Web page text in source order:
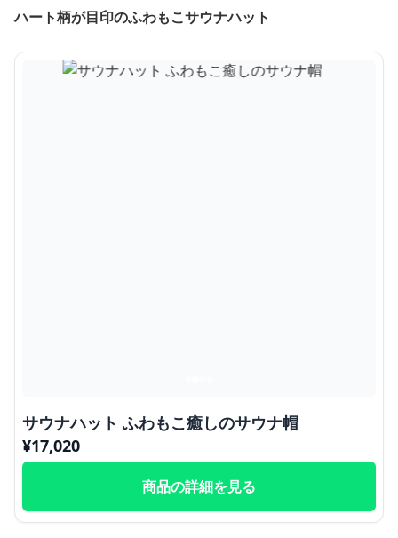
ハート柄が目印のふわもこサウナハット
サウナハット ふわもこ癒しのサウナ帽
¥17,020
商品の詳細を見る